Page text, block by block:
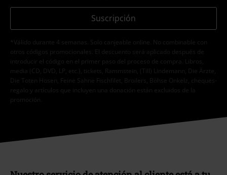
Suscripción
*Válido durante 4 semanas. Solo canjeable online. No combinable con
otros códigos promocionales. El descuento será aplicado después de
introducir el código en el primer paso del proceso de compra. Libros,
media (CD, DVD, LP, etc.), tickets, Rammstein, (Till) Lindemann, Die Ärzte,
Die Toten Hosen, Feine Sahne Fischfilet, Broilers, Böhse Onkelz, cheques-
regalo y artículos que incluyen una donación están excluidos de la
promoción.